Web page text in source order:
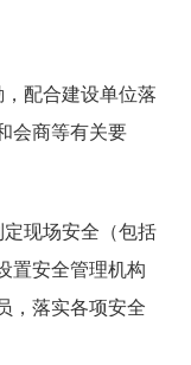
配合建设单位落
会商等有关要
现场安全（包括
置安全管理机构
，落实各项安全